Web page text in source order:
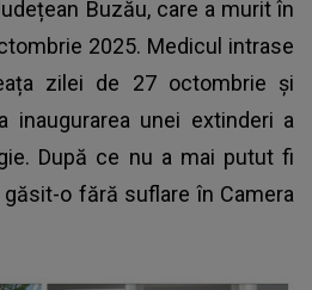
Buzău, care a murit în
2025. Medicul intrase
zilei de 27 octombrie și
inaugurarea unei extinderi a
După ce nu a mai putut fi
o fără suflare în Camera